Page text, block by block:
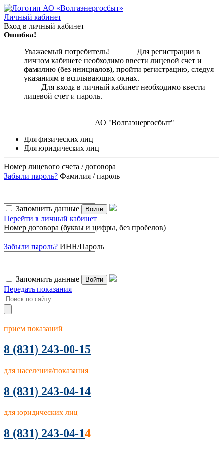
Личный кабинет
Вход в личный кабинет
Ошибка!
Уважаемый потребитель! Для регистрации в
личном кабинете необходимо ввести лицевой счет и
фамилию (без инициалов), пройти регистрацию, следуя
указаниям в всплывающих окнах.
Для входа в личный кабинет необходимо ввести
лицевой счет и пароль.
АО "Волгаэнергосбыт"
Для физических лиц
Для юридических лиц
Номер лицевого счета / договора
Забыли пароль? Фамилия / пароль
Запомнить данные Войти
Перейти в личный кабинет
Номер договора (буквы и цифры, без пробелов)
Забыли пароль? ИНН/Пароль
Запомнить данные Войти
Передать показания
прием показаний
8 (831) 243-00-15
для населения/показания
8 (831) 243-04-14
для юридических лиц
8 (831) 243-04-14